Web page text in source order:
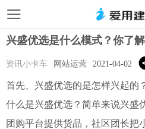
兴盛优选是什么模式？你了
资讯小卡车 网站运营 2021-04-02
首先、兴盛优选的是怎样兴起的
什么是兴盛优选？简单来说兴盛
团购平台提供货品，社区团长把